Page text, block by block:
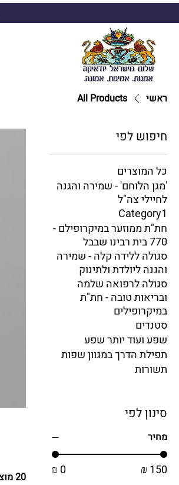
ראשי All Products
חיפוש לפי
כל המוצרים
'מגן הלוחם' - שמירה והגנה
לחיילי צה"ל
Category1
חת"ת ממוזער במיקרופילם -
770 בית רבינו שבבל
סגולה ללידה קלה - שמירה
והגנה ליולדת ולתינוק
סגולה לרפואה שלמה
ובריאות טובה - חת"ת
במיקרופילים
סטנדים
שפע ועוד יותר שפע
תפילת הדרך במגוון שפות
תשורות
סינון לפי
מחיר
20 מוצרים